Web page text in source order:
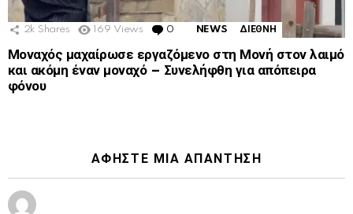
2k Shares 169 Views 0 Comments
NEWS ΔΙΕΘΝΗ
Μοναχός μαχαίρωσε εργαζόμενο στη Μονή στον λαιμό
και ακόμη έναν μοναχό – Συνελήφθη για απόπειρα
φόνου
ΑΦΉΣΤΕ ΜΙΑ ΑΠΆΝΤΗΣΗ